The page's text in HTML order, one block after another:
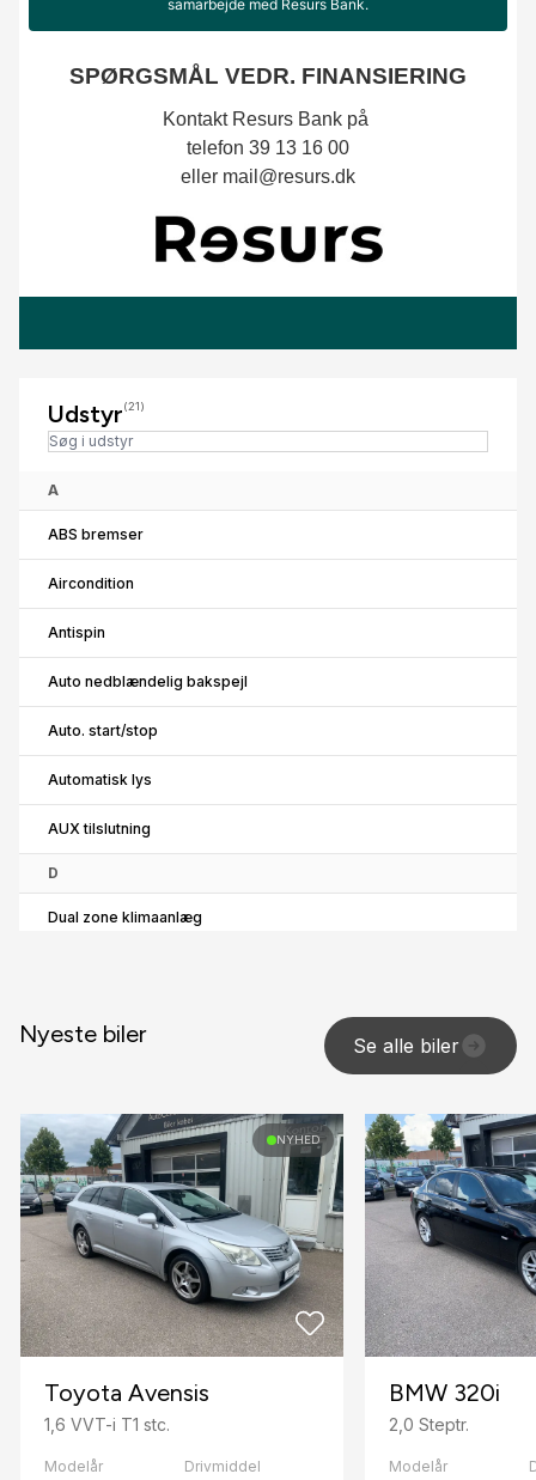
Udstyr(21)
A
ABS bremser
Aircondition
Antispin
Auto nedblændelig bakspejl
Auto. start/stop
Automatisk lys
AUX tilslutning
D
Dual zone klimaanlæg
Fjernbetjent centrallås
Fuldautomatisk klimaanlæg
H
Højdejusterbart førersæde
I
L
Lygtevasker
Nyeste biler Se alle biler
NYHED
Toyota Avensis
1,6 VVT-i T1 stc.
Modelår Drivmiddel
BMW 320i
2,0 Steptr.
Modelår